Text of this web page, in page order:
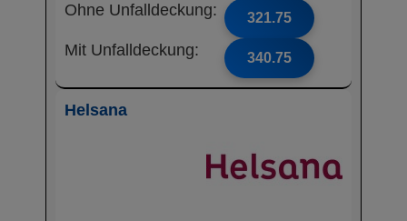
Ohne Unfalldeckung: 321.75
Mit Unfalldeckung: 340.75
Helsana